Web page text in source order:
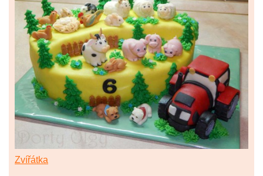
Zvířátka